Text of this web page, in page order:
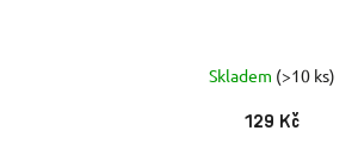
Skladem (>10 ks)
129 Kč